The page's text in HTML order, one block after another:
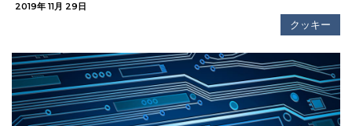
2019年 11月 29日
クッキー